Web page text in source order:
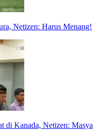
Netizen: Harus Menang!
di Kanada, Netizen: Masya